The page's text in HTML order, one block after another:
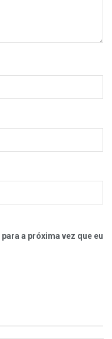
a próxima vez que eu